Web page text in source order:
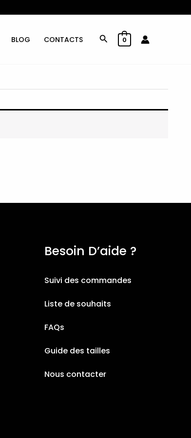
BLOG CONTACTS Rechercher
0
Besoin D’aide ?
Suivi des commandes
Liste de souhaits
FAQs
Guide des tailles
Nous contacter